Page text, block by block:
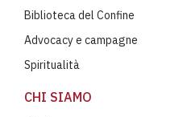
Biblioteca del Confine
Advocacy e campagne
Spiritualità
CHI SIAMO